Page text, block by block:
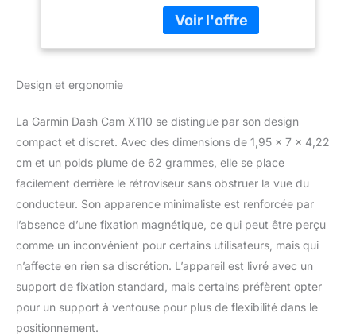
automatiquement des
vidéos haute définition
disposez ainsi d'un
témoin au regard fiable
sur la route. Certaines
ou interdisent l'utilisation
de cette caméra.
Commandes vocales
disponibles dans
plusieurs langues.
Enregistre des vidéos HD
1080p nettes, et son
angle de vue large à 140
Design et ergonomie
La Garmin Dash Cam X110 se distingue par son design
compact et discret. Avec des dimensions de 1,95 x 7 x 4,22
cm et un poids plume de 62 grammes, elle se place
facilement derrière le rétroviseur sans obstruer la vue du
conducteur. Son apparence minimaliste est renforcée par
l’absence d’une fixation magnétique, ce qui peut être perçu
comme un inconvénient pour certains utilisateurs, mais qui
n’affecte en rien sa discrétion. L’appareil est livré avec un
support de fixation standard, mais certains préfèrent opter
pour un support à ventouse pour plus de flexibilité dans le
positionnement.